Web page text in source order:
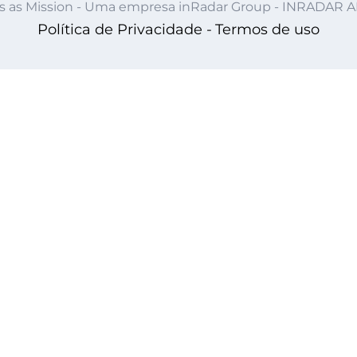
as Mission - Uma empresa inRadar Group - INRADAR
Política de Privacidade - Termos de uso